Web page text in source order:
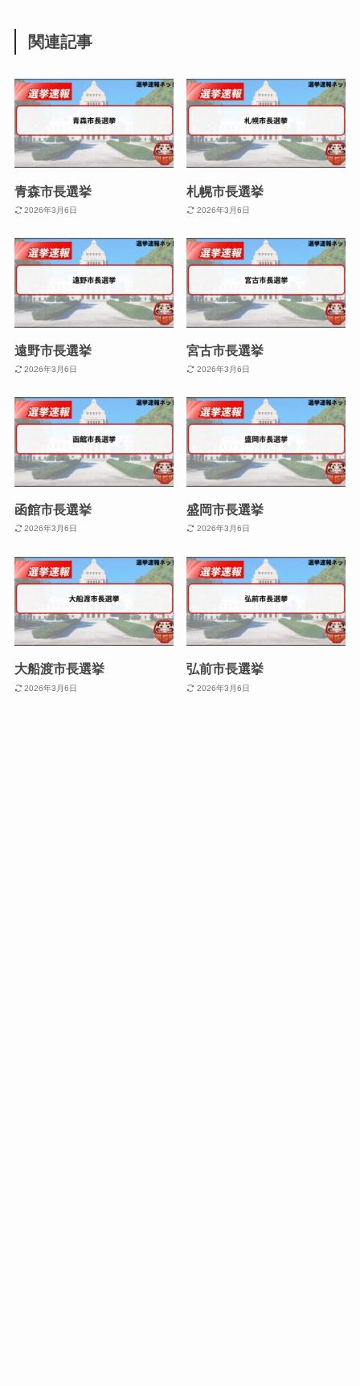
関連記事
青森市長選挙
2026年3月6日
札幌市長選挙
2026年3月6日
遠野市長選挙
2026年3月6日
宮古市長選挙
2026年3月6日
函館市長選挙
2026年3月6日
盛岡市長選挙
2026年3月6日
大船渡市長選挙
2026年3月6日
弘前市長選挙
2026年3月6日